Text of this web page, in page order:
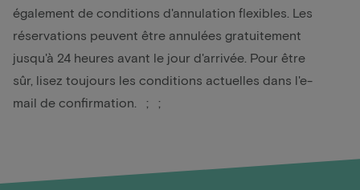
également de conditions d'annulation flexibles. Les
réservations peuvent être annulées gratuitement
jusqu'à 24 heures avant le jour d'arrivée. Pour être
sûr, lisez toujours les conditions actuelles dans l'e-
mail de confirmation. ; ;